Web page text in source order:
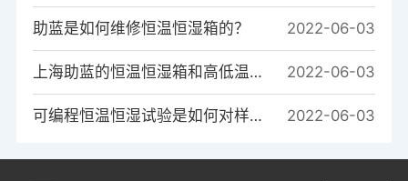
助蓝是如何维修恒温恒湿箱的？ 2022-06-03
上海助蓝的恒温恒湿箱和高低温箱的系统区别是什么？ 2022-06-03
可编程恒温恒湿试验是如何对样品进行温度测试的？ 2022-06-03